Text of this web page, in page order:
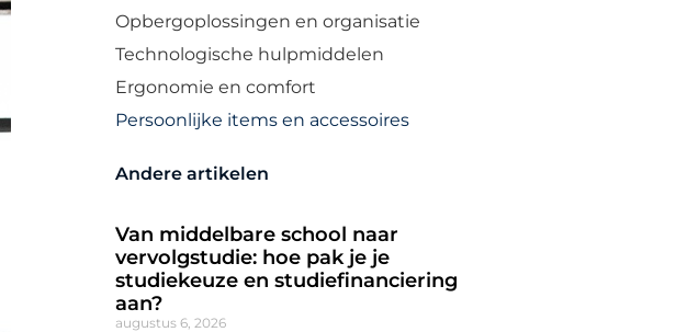
Opbergoplossingen en organisatie
Technologische hulpmiddelen
Ergonomie en comfort
Persoonlijke items en accessoires
Andere artikelen
Van middelbare school naar
vervolgstudie: hoe pak je je
studiekeuze en studiefinanciering
aan?
augustus 6, 2026